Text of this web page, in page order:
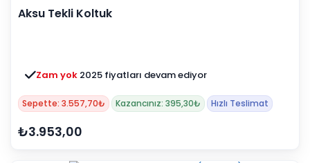
Aksu Tekli Koltuk
Zam yok 2025 fiyatları devam ediyor
Sepette: 3.557,70₺ Kazancınız: 395,30₺ Hızlı Teslimat
₺3.953,00